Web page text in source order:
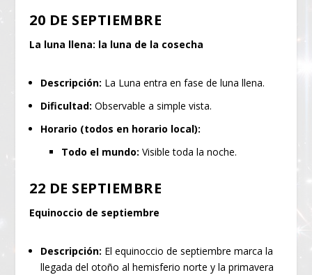
20 DE SEPTIEMBRE
La luna llena: la luna de la cosecha
Descripción: La Luna entra en fase de luna llena.
Dificultad: Observable a simple vista.
Horario (todos en horario local):
Todo el mundo: Visible toda la noche.
22 DE SEPTIEMBRE
Equinoccio de septiembre
Descripción: El equinoccio de septiembre marca la
llegada del otoño al hemisferio norte y la primavera